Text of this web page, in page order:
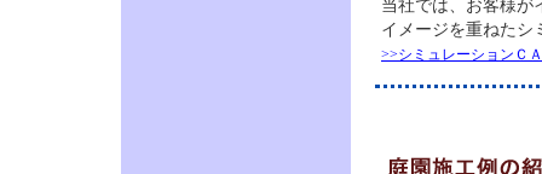
当社では、お客様が
イメージを重ねたシ
>>シミュレーションＣ